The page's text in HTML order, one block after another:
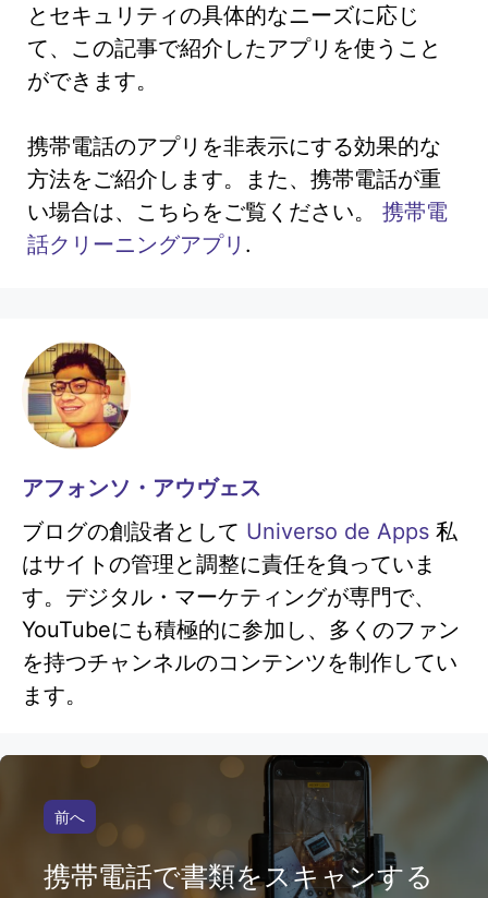
とセキュリティの具体的なニーズに応じ
て、この記事で紹介したアプリを使うこと
ができます。
携帯電話のアプリを非表示にする効果的な
方法をご紹介します。また、携帯電話が重
い場合は、こちらをご覧ください。 携帯電
話クリーニングアプリ .
アフォンソ・アウヴェス
ブログの創設者として Universo de Apps 私
はサイトの管理と調整に責任を負っていま
す。デジタル・マーケティングが専門で、
YouTubeにも積極的に参加し、多くのファン
を持つチャンネルのコンテンツを制作してい
ます。
前へ
携帯電話で書類をスキャンする